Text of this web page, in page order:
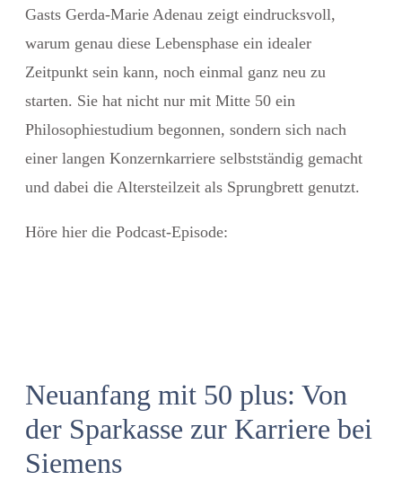
Gasts Gerda-Marie Adenau zeigt eindrucksvoll,
warum genau diese Lebensphase ein idealer
Zeitpunkt sein kann, noch einmal ganz neu zu
starten. Sie hat nicht nur mit Mitte 50 ein
Philosophiestudium begonnen, sondern sich nach
einer langen Konzernkarriere selbstständig gemacht
und dabei die Altersteilzeit als Sprungbrett genutzt.
Höre hier die Podcast-Episode:
Neuanfang mit 50 plus: Von
der Sparkasse zur Karriere bei
Siemens